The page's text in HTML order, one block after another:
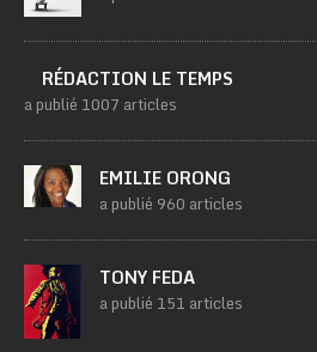
RÉDACTION LE TEMPS
a publié 1007 articles
EMILIE ORONG
a publié 960 articles
TONY FEDA
a publié 151 articles